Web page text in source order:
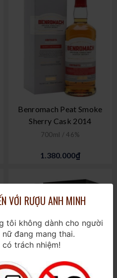
Benromach Peat Smoke
Sherry Cask 2014
700ml / 46%
1.380.000₫
VỚI RƯỢU ANH MINH
tôi không dành cho người
đang mang thai.
trách nhiệm!